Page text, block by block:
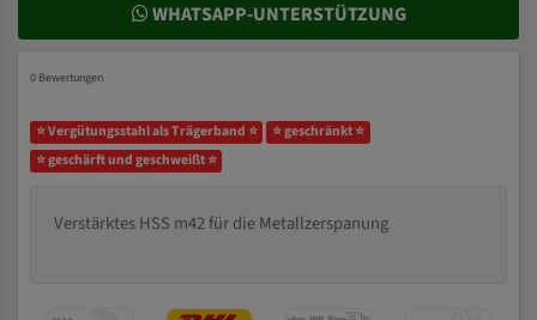
WHATSAPP-UNTERSTÜTZUNG
0 Bewertungen
⭐ Vergütungsstahl als Trägerband ⭐
⭐ geschränkt ⭐
⭐ geschärft und geschweißt ⭐
Verstärktes HSS m42 für die Metallzerspanung